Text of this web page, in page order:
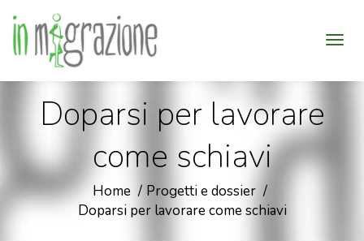
Doparsi per lavorare
come schiavi
Home
Progetti e dossier
Doparsi per lavorare come schiavi